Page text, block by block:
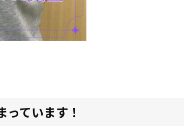
ています！